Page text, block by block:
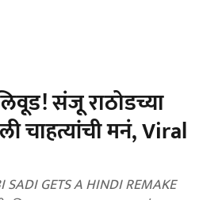
संजू राठोडच्या
चाहत्यांची मनं, Viral
SADI GETS A HINDI REMAKE